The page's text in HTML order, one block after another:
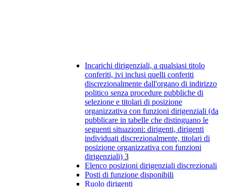
Incarichi dirigenziali, a qualsiasi titolo
conferiti, ivi inclusi quelli conferiti
discrezionalmente dall'organo di indirizzo
politico senza procedure pubbliche di
selezione e titolari di posizione
organizzativa con funzioni dirigenziali (da
pubblicare in tabelle che distinguano le
seguenti situazioni: dirigenti, dirigenti
individuati discrezionalmente, titolari di
posizione organizzativa con funzioni
dirigenziali) 3
Elenco posizioni dirigenziali discrezionali
Posti di funzione disponibili
Ruolo dirigenti